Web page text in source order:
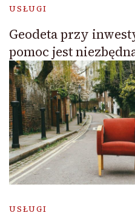
USŁUGI
Geodeta przy
pomoc jest
USŁUGI